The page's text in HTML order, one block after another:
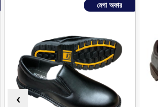
মেগা অফার
‹